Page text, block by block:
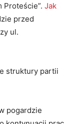
Proteście”. Jak
przed
ul.
struktury partii
pogardzie